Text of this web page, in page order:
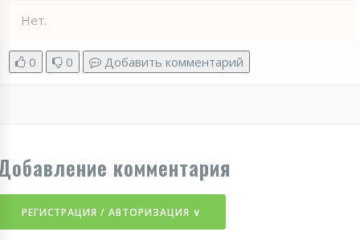
Нет.
0 0 Добавить комментарий
комментария
РЕГИСТРАЦИЯ / АВТОРИЗАЦИЯ ∨